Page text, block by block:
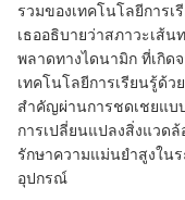
รวมของเทคโนโลยีการเ
เธออธิบายว่าสภาวะเส้
พลาดทางไดนามิก ที่เกิด
เทคโนโลยีการเรียนรู้ด้ว
สําคัญผ่านการชดเชยแบ
การเปลี่ยนแปลงสิ่งแวด
รักษาความแม่นยําสูงใน
อุปกรณ์